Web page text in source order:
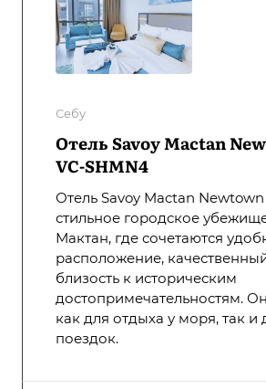
Себу
Отель Savoy Mactan
VC-SHMN4
Отель Savoy Mactan
стильное городское
Мактан, где сочетаются
расположение,
близость к историческим
достопримечательностям.
как для отдыха у моря, так и
поездок.